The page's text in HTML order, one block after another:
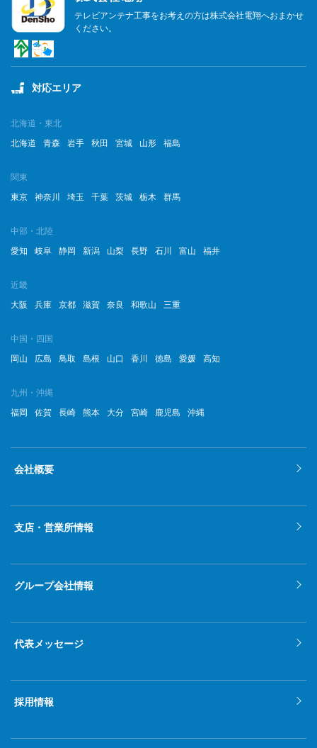
テレビアンテナ工事をお考えの方は株式会社電翔へおまかせ
ください。
対応エリア
北海道・東北
北海道
青森 岩手 秋田 宮城 山形 福島
関東
東京
神奈川 埼玉 千葉 茨城 栃木 群馬
中部・北陸
愛知
岐阜 静岡 新潟 山梨 長野 石川 富山 福井
近畿
大阪
兵庫 京都 滋賀 奈良 和歌山 三重
中国・四国
岡山
広島 鳥取 島根 山口 香川 徳島 愛媛 高知
九州・沖縄
福岡
佐賀 長崎 熊本 大分 宮崎 鹿児島 沖縄
会社概要
支店・営業所情報
グループ会社情報
代表メッセージ
採用情報